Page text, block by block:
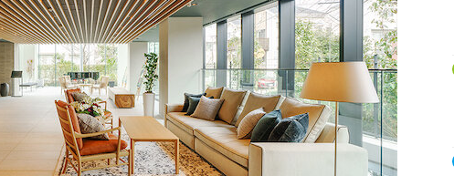
記事を読む